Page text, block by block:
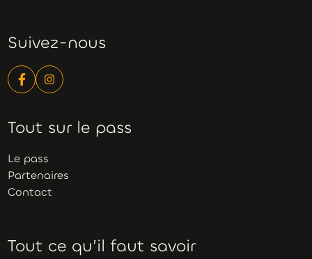
Suivez-nous
Tout sur le pass
Le pass
Partenaires
Contact
Tout ce qu’il faut savoir